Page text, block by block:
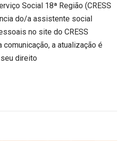
Social 18ª Região (CRESS
do/a assistente social
no site do CRESS
a atualização é
direito